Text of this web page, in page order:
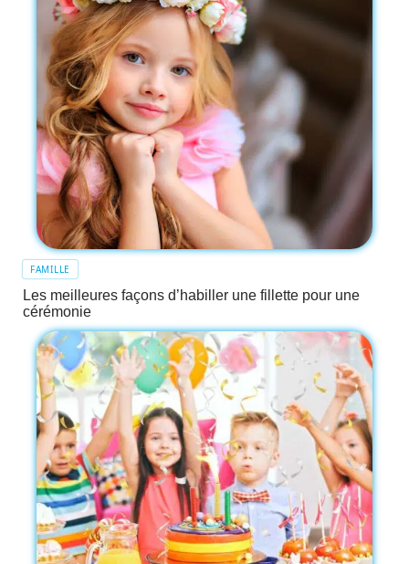
FAMILLE
Les meilleures façons d’habiller une fillette pour une
cérémonie